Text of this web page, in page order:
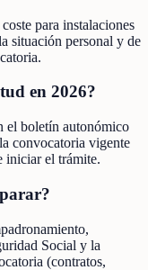
para instalaciones
situación personal y de
en 2026?
el boletín autonómico
convocatoria vigente
el trámite.
Social y la
(contratos,